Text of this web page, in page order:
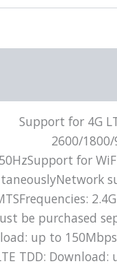
Support for 4G
2600/
for
be purchased
up to
TDD: